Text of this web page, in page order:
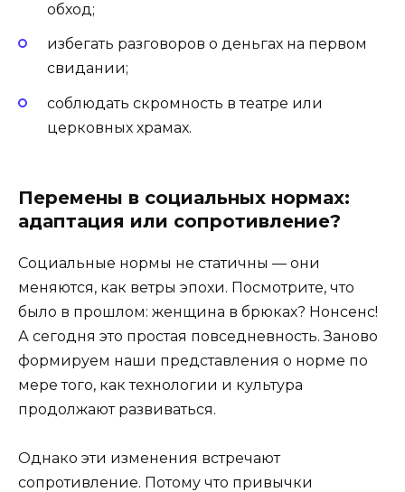
обход;
избегать разговоров о деньгах на первом
свидании;
соблюдать скромность в театре или
церковных храмах.
Перемены в социальных нормах:
адаптация или сопротивление?
Социальные нормы не статичны — они
меняются, как ветры эпохи. Посмотрите, что
было в прошлом: женщина в брюках? Нонсенс!
А сегодня это простая повседневность. Заново
формируем наши представления о норме по
мере того, как технологии и культура
продолжают развиваться.
Однако эти изменения встречают
сопротивление. Потому что привычки